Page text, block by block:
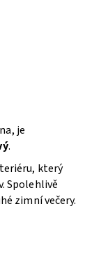
je
.
který
Spolehlivě
zimní večery.